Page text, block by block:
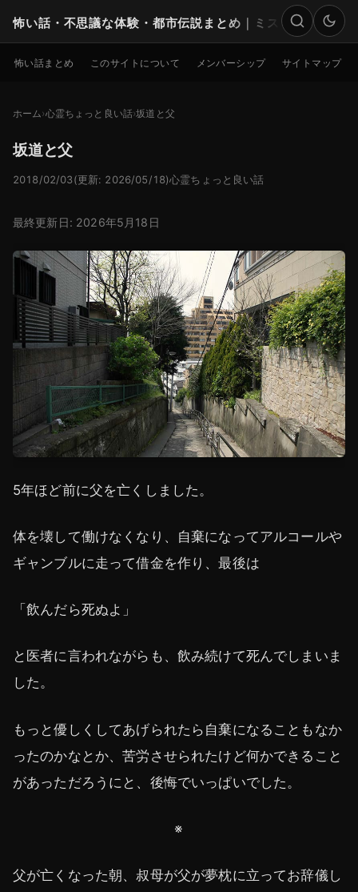
怖い話・不思議な体験・都市伝説まとめ｜ミステリー
検索
怖い話まとめ このサイトについて メンバーシップ サイトマップ
ホーム 心霊ちょっと良い話 坂道と父
坂道と父
2018/02/03(更新: 2026/05/18)心霊ちょっと良い話
最終更新日: 2026年5月18日
5年ほど前に父を亡くしました。
体を壊して働けなくなり、自棄になってアルコールや
ギャンブルに走って借金を作り、最後は
「飲んだら死ぬよ」
と医者に言われながらも、飲み続けて死んでしまいま
した。
もっと優しくしてあげられたら自棄になることもなか
ったのかなとか、苦労させられたけど何かできること
があっただろうにと、後悔でいっぱいでした。
※
父が亡くなった朝、叔母が父が夢枕に立ってお辞儀し